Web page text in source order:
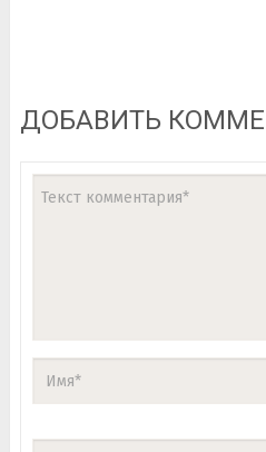
ДОБАВИТЬ